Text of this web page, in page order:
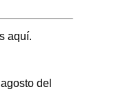
aquí.
del